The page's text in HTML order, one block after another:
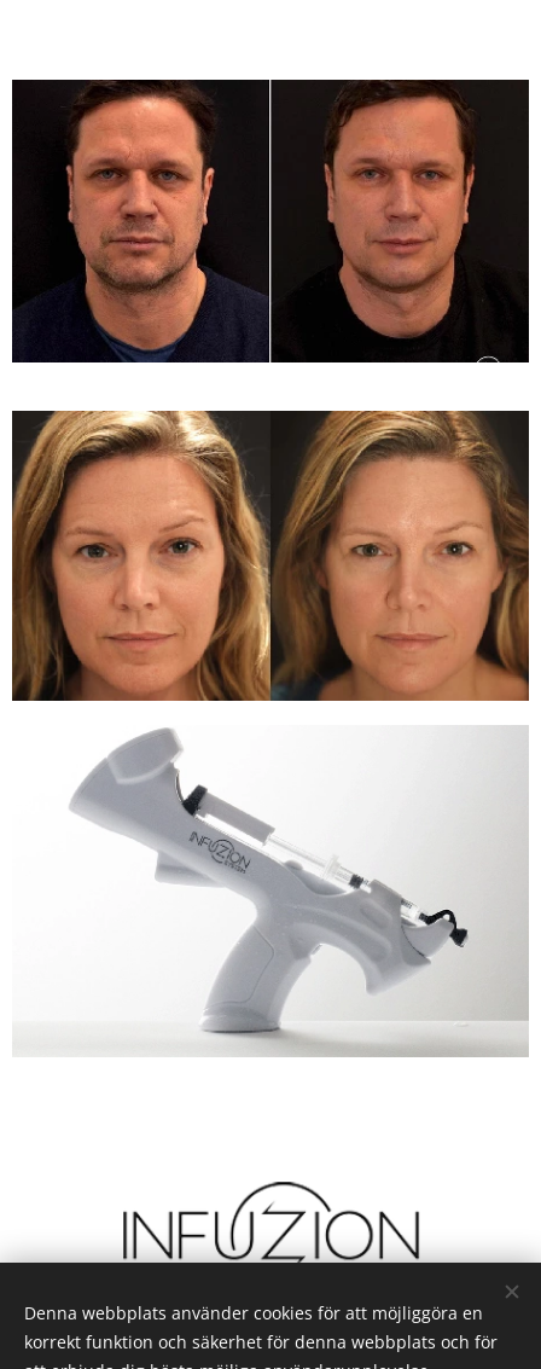
Denna webbplats använder cookies för att möjliggöra en
korrekt funktion och säkerhet för denna webbplats och för